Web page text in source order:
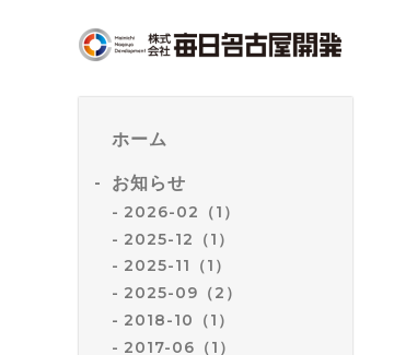
ホーム
お知らせ
2026-02（1）
2025-12（1）
2025-11（1）
2025-09（2）
2018-10（1）
2017-06（1）